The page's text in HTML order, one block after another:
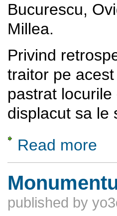
Bucurescu,
Millea.
Privind
traitor pe
pastrat
displacut sa le
Read more
published by